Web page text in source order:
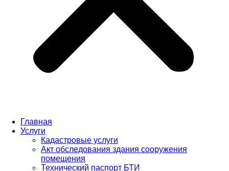
Главная
Услуги
Кадастровые услуги
Акт обследования здания сооружения
помещения
Технический паспорт БТИ